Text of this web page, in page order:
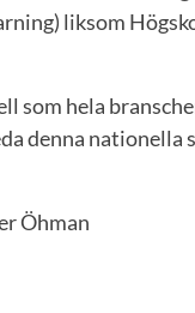
liksom
som hela
denna
Öhman